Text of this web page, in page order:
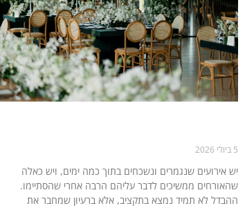
5 ביולי 2026
יש אירועים שנגמרים ונשכחים בתוך כמה ימים, ויש כאלה
שהאורחים ממשיכים לדבר עליהם הרבה אחרי שהסתיימו.
ההבדל לא תמיד נמצא בתקציב, אלא ברעיון שמחבר את